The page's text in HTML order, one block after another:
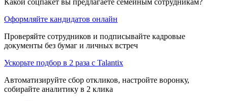
Оформляйте кандидатов онлайн
Проверяйте сотрудников и подписывайте кадровые
документы без бумаг и личных встреч
Ускорьте подбор в 2 раза с Talantix
Автоматизируйте сбор откликов, настройте воронку,
собирайте аналитику в 2 клика